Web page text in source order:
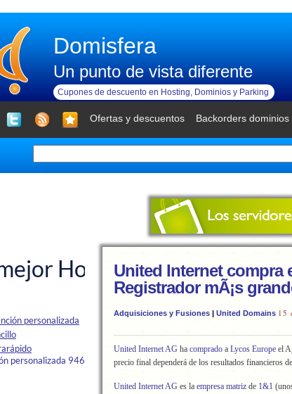
Domisfera
Un punto de vista diferente
Cupones de descuento en Hosting, Dominios y Parking
Ofertas y descuentos Backorders dominios
United Internet compra
Registrador mÃ¡s
Adquisiciones y Fusiones | United Domains 15
United Internet AG ha comprado a Lycos Europe el
precio final dependerá de los resultados financieros
United Internet AG es la empresa matriz de 1&1